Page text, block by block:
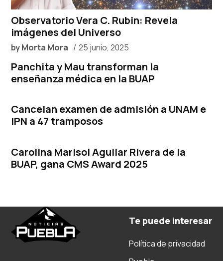
Observatorio Vera C. Rubin: Revela
imágenes del Universo
byMorta Mora 25 junio, 2025
Panchita y Mau transforman la
enseñanza médica en la BUAP
Cancelan examen de admisión a UNAM e
IPN a 47 tramposos
Carolina Marisol Aguilar Rivera de la
BUAP, gana CMS Award 2025
Te puede interesar
Política de privacidad